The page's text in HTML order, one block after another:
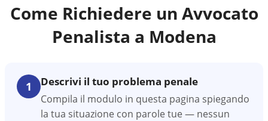
Come Richiedere un Avvocato
Penalista a Modena
1 Descrivi il tuo problema penale
Compila il modulo in questa pagina spiegando
la tua situazione con parole tue — nessun